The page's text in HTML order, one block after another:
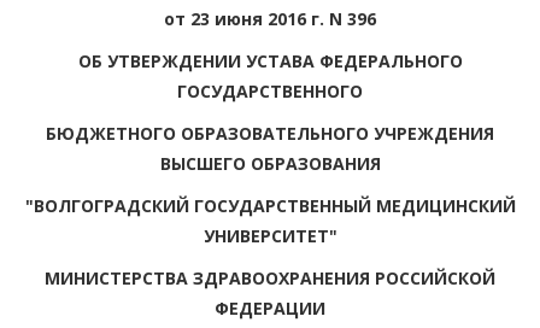
от 23 июня 2016 г. N 396
ОБ УТВЕРЖДЕНИИ УСТАВА ФЕДЕРАЛЬНОГО
ГОСУДАРСТВЕННОГО
БЮДЖЕТНОГО ОБРАЗОВАТЕЛЬНОГО УЧРЕЖДЕНИЯ
ВЫСШЕГО ОБРАЗОВАНИЯ
"ВОЛГОГРАДСКИЙ ГОСУДАРСТВЕННЫЙ МЕДИЦИНСКИЙ
УНИВЕРСИТЕТ"
МИНИСТЕРСТВА ЗДРАВООХРАНЕНИЯ РОССИЙСКОЙ
ФЕДЕРАЦИИ